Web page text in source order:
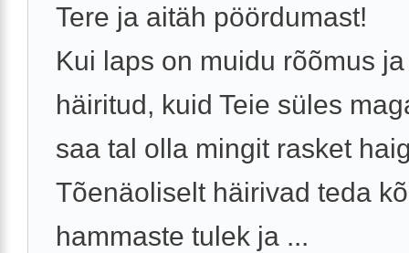
Tere ja aitäh pöördumast!
Kui laps on muidu rõõmus
häiritud, kuid Teie süles
saa tal olla mingit rasket
Tõenäoliselt häirivad teda
hammaste tulek ja ...